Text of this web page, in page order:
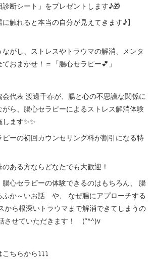
診断シート」をプレゼントします♪🎁
に触れると本当の自分が見えてきます♪】
がし、ストレスやトラウマの解消、メンタ
ておまかせ！＝「腸心セラピー💕」
代表 渡邊千春が、腸と心の不思議な関係に
ら、腸心セラピーによるストレス解消体験
します✨✨
ーの初回カウンセリング料が割引になる特
ある方ならどなたでも大歓迎！
心セラピーの体験できるのはもちろん、 腸
ふか～いお話 や、 なぜ腸にアプローチする
から根深いトラウマまで解消できてしまうの
させていただきます！ (*^^)v
ちらから⤵︎⤵︎⤵︎